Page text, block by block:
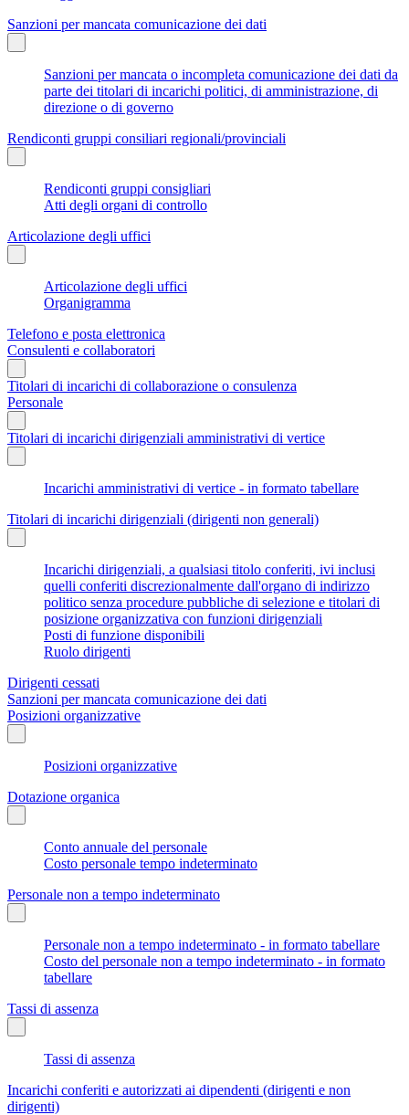
Sanzioni per mancata comunicazione dei dati
Sanzioni per mancata o incompleta comunicazione dei dati da
parte dei titolari di incarichi politici, di amministrazione, di
direzione o di governo
Rendiconti gruppi consiliari regionali/provinciali
Rendiconti gruppi consigliari
Atti degli organi di controllo
Articolazione degli uffici
Articolazione degli uffici
Organigramma
Telefono e posta elettronica
Consulenti e collaboratori
Titolari di incarichi di collaborazione o consulenza
Personale
Titolari di incarichi dirigenziali amministrativi di vertice
Incarichi amministrativi di vertice - in formato tabellare
Titolari di incarichi dirigenziali (dirigenti non generali)
Incarichi dirigenziali, a qualsiasi titolo conferiti, ivi inclusi
quelli conferiti discrezionalmente dall'organo di indirizzo
politico senza procedure pubbliche di selezione e titolari di
posizione organizzativa con funzioni dirigenziali
Posti di funzione disponibili
Ruolo dirigenti
Dirigenti cessati
Sanzioni per mancata comunicazione dei dati
Posizioni organizzative
Posizioni organizzative
Dotazione organica
Conto annuale del personale
Costo personale tempo indeterminato
Personale non a tempo indeterminato
Personale non a tempo indeterminato - in formato tabellare
Costo del personale non a tempo indeterminato - in formato
tabellare
Tassi di assenza
Tassi di assenza
Incarichi conferiti e autorizzati ai dipendenti (dirigenti e non
dirigenti)